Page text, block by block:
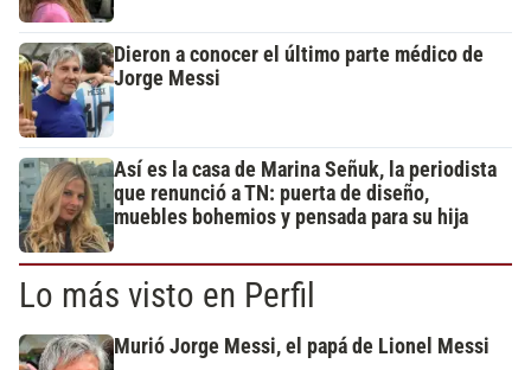
Dieron a conocer el último parte médico de
Jorge Messi
Así es la casa de Marina Señuk, la periodista
que renunció a TN: puerta de diseño,
muebles bohemios y pensada para su hija
Lo más visto en Perfil
Murió Jorge Messi, el papá de Lionel Messi